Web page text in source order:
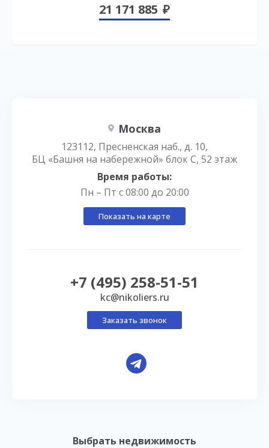
21 171 885
Выбрать недвижимость
Москва
123112, Пресненская наб., д. 10,
БЦ «Башня на набережной» блок С, 52 этаж
Время работы:
Пн – Пт с 08:00 до 20:00
Показать на карте
+7 (495) 258-51-51
kc@nikoliers.ru
Заказать звонок